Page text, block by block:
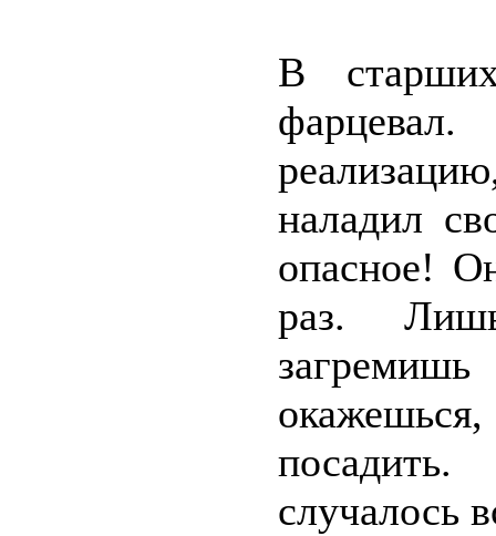
В
наладил
опасное!
раз.
окажешься,
случалось